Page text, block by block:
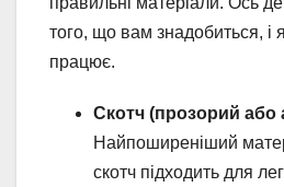
того, що вам знадобиться, і
працює.
Скотч (прозорий або
Найпоширеніший
скотч підходить для